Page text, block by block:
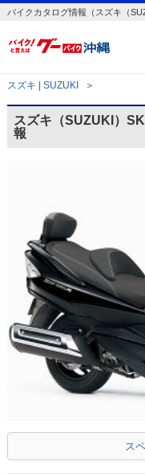
バイクカタログ情報（スズキ（
スズキ | SUZUKI ＞
スズキ（SUZUKI）
報
ス